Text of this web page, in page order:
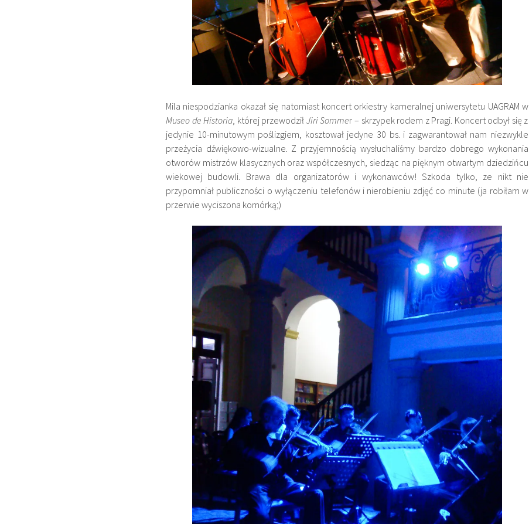
Mila niespodzianka okazał się natomiast koncert orkiestry kameralnej uniwersytetu UAGRAM w
Museo de Historia , której przewodził Jiri Sommer – skrzypek rodem z Pragi. Koncert odbył się z
jedynie 10-minutowym poślizgiem, kosztował jedyne 30 bs. i zagwarantował nam niezwykle
przeżycia dźwiękowo-wizualne. Z przyjemnością wysłuchaliśmy bardzo dobrego wykonania
otworów mistrzów klasycznych oraz współczesnych, siedząc na pięknym otwartym dziedzińcu
wiekowej budowli. Brawa dla organizatorów i wykonawców! Szkoda tylko, ze nikt nie
przypomniał publiczności o wyłączeniu telefonów i nierobieniu zdjęć co minute (ja robiłam w
przerwie wyciszona komórką;)